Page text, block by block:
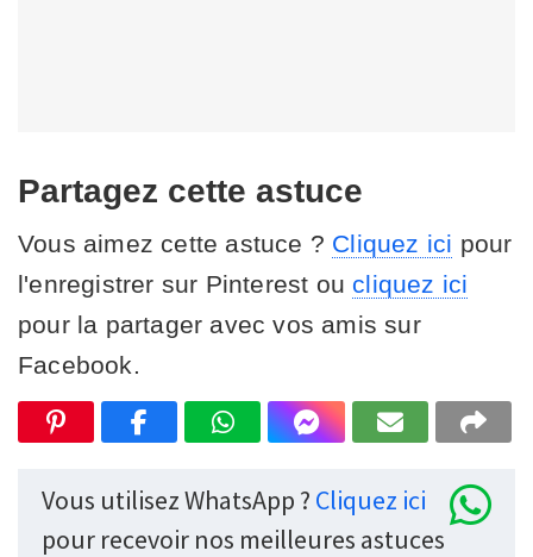
Partagez cette astuce
Vous aimez cette astuce ? Cliquez ici pour
l'enregistrer sur Pinterest ou cliquez ici
pour la partager avec vos amis sur
Facebook.
Vous utilisez WhatsApp ? Cliquez ici
pour recevoir nos meilleures astuces